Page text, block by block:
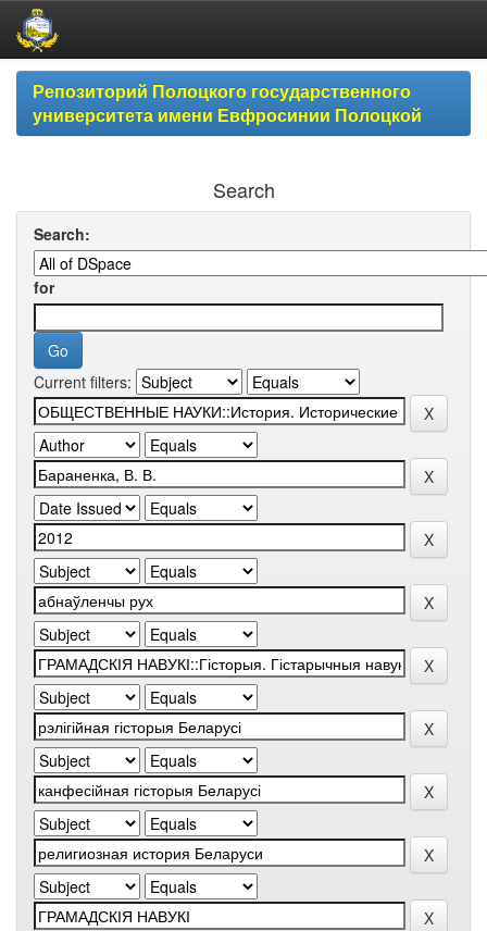
Skip
navigationРепозиторий Полоцкого государственного
университета имени Евфросинии Полоцкой
Search
Search:
for
Current filters: